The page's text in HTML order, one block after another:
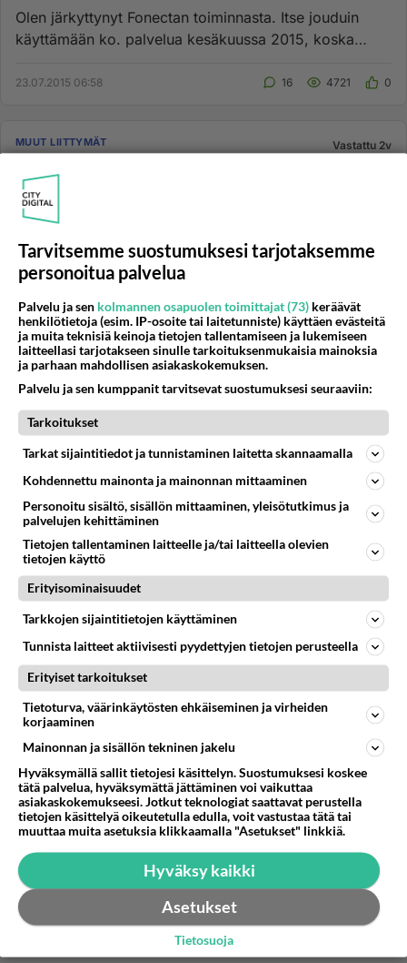
Olen järkyttynyt Fonectan toiminnasta. Itse jouduin
käyttämään ko. palvelua kesäkuussa 2015, koska
23.07.2015 06:58 16 4721 0
MUUT LIITTYMÄT Vastattu 2v
26.7.2024? puhelinliittymä mikä otettiin käyttöön
26.6.2024 milloin olisi eräpäivä noin? ei saanut
05.06.2024 02:11 1 398
MUUT LIITTYMÄT Vastattu 3v
Kuinka hönö pitää oikein olla?
Ottaakseen vaivoikseen jonkun Moi-liittymän,
ilmeisesti näillä Moi-hönöillä korvien välinen tyhjä alue
vain vislaa hilja...
03.12.2022 08:36 14 733 0
Prepaid liittymän viestien odotus
Kuinka kauan prepaid liittymään läheteety säilyy
viestikeskuksessa odottamassa vastaanottajan
puhelimen päivittymistä ve...
25.08.2023 06:46
Tarvitsemme suostumuksesi tarjotaksemme
personoitua palvelua
Palvelu ja sen kolmannen osapuolen toimittajat (73) keräävät
henkilötietoja (esim. IP-osoite tai laitetunniste) käyttäen evästeitä
ja muita teknisiä keinoja tietojen tallentamiseen ja lukemiseen
laitteellasi tarjotakseen sinulle tarkoituksenmukaisia mainoksia
ja parhaan mahdollisen asiakaskokemuksen.
Palvelu ja sen kumppanit tarvitsevat suostumuksesi seuraaviin:
Tarkoitukset
Tarkat sijaintitiedot ja tunnistaminen laitetta skannaamalla
Kohdennettu mainonta ja mainonnan mittaaminen
Personoitu sisältö, sisällön mittaaminen, yleisötutkimus ja
palvelujen kehittäminen
Tietojen tallentaminen laitteelle ja/tai laitteella olevien
tietojen käyttö
Erityisominaisuudet
Tarkkojen sijaintitietojen käyttäminen
Tunnista laitteet aktiivisesti pyydettyjen tietojen perusteella
Erityiset tarkoitukset
Tietoturva, väärinkäytösten ehkäiseminen ja virheiden
korjaaminen
Mainonnan ja sisällön tekninen jakelu
Hyväksymällä sallit tietojesi käsittelyn. Suostumuksesi koskee
tätä palvelua, hyväksymättä jättäminen voi vaikuttaa
asiakaskokemukseesi. Jotkut teknologiat saattavat perustella
tietojen käsittelyä oikeutetulla edulla, voit vastustaa tätä tai
muuttaa muita asetuksia klikkaamalla "Asetukset" linkkiä.
Hyväksy kaikki
Asetukset
Tietosuoja